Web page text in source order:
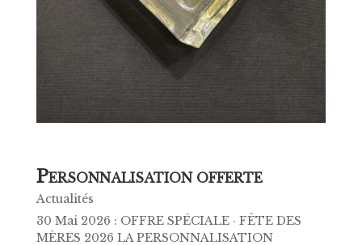
PERSONNALISATION OFFERTE
Actualités
30 Mai 2026 : OFFRE SPÉCIALE · FÊTE DES
MÈRES 2026 LA PERSONNALISATION